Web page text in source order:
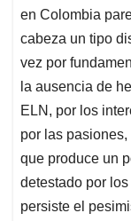
en Colombia
cabeza un tipo
vez por
la ausencia de
ELN, por los
por las
que produce un
detestado por
persiste el